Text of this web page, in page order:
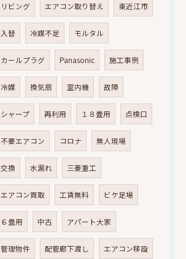
リビング エアコン取り替え 東近江市
入替 冷媒不足 モルタル
カールプラグ Panasonic 施工事例
冷媒 換気扇 室内機 故障
シャープ 再利用 １８畳用 点検口
不要エアコン コロナ 無人現場
交換 水漏れ 三菱重工
エアコン買取 工賃無料 ビケ足場
６畳用 中古 アパート大家
管理物件 配管廊下渡し エアコン移設